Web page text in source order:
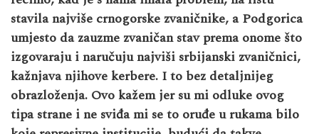
stavila najviše crnogorske zvaničnike, a Podgorica
umjesto da zauzme zvaničan stav prema onome što
izgovaraju i naručuju najviši srbijanski zvaničnici,
kažnjava njihove kerbere. I to bez detaljnijeg
obrazloženja. Ovo kažem jer su mi odluke ovog
tipa strane i ne sviđa mi se to oruđe u rukama bilo